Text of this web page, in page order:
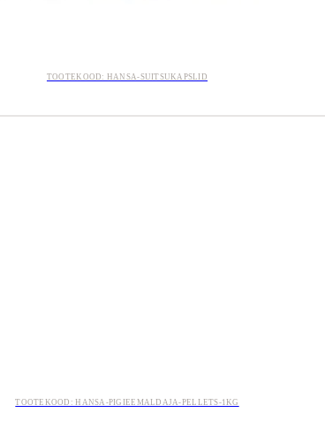
TOOTEKOOD: HANSA-SUITSUKAPSLID
TOOTEKOOD: HANSA-PIGIEEMALDAJA-PELLETS-1KG